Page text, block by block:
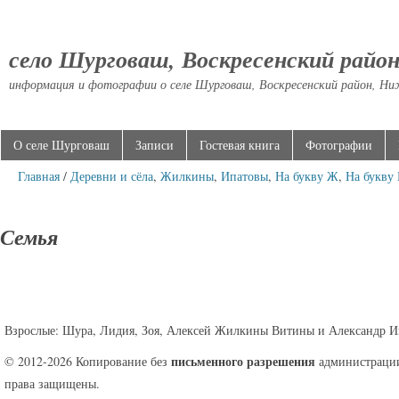
село Шурговаш, Воскресенский район
информация и фотографии о селе Шурговаш, Воскресенский район,
О селе Шурговаш Записи Гостевая книга Фотографии
Главная / Деревни и сёла, Жилкины, Ипатовы, На букву Ж, На букву
Семья
Взрослые: Шура, Лидия, Зоя, Алексей Жилкины Витины и Александр
© 2012-2026 Копирование без письменного разрешения
права защищены.